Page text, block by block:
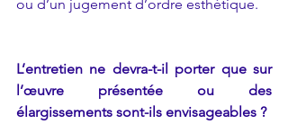
ou d’un jugement d’ordre esthétique.
L’entretien ne devra-t-il porter que sur
l’œuvre présentée ou des
élargissements sont-ils envisageables ?